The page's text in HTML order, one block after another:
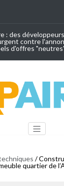
: des développeurs
contre
d'offres
/
quartier de